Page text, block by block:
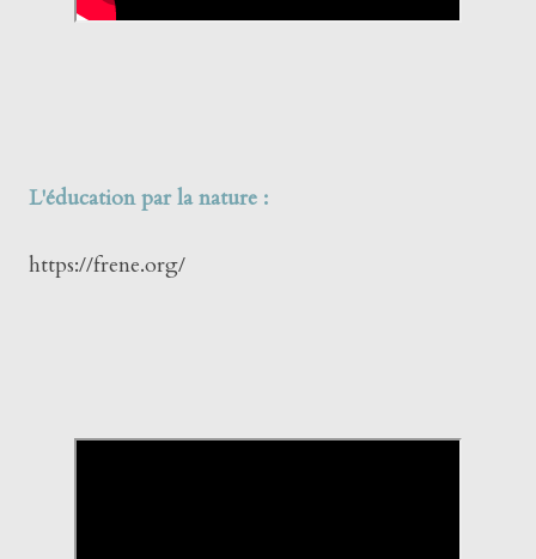
L'éducation par la nature :
https://frene.org/